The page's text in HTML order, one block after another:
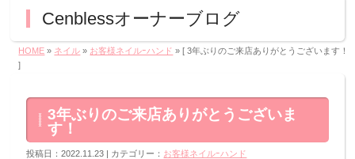
Cenblessオーナーブログ
HOME » ネイル » お客様ネイルｰハンド » [ 3年ぶりのご来店ありがとうございます！
]
3年ぶりのご来店ありがとうございま
す！
投稿日：2022.11.23 | カテゴリー： お客様ネイルｰハンド